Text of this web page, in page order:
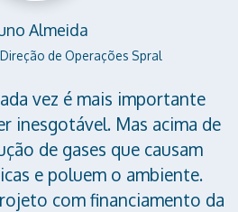
Almeida
de Operações Spral
vez é mais importante
inesgotável. Mas acima de
de gases que causam
e poluem o ambiente.
com financiamento da